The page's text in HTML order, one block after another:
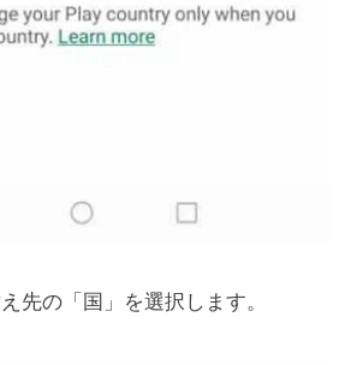
先の「国」を選択します。